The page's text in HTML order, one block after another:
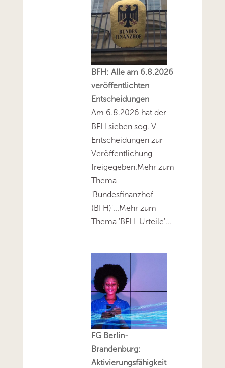
BFH: Alle am 6.8.2026
veröffentlichten
Entscheidungen
Am 6.8.2026 hat der
BFH sieben sog. V-
Entscheidungen zur
Veröffentlichung
freigegeben.Mehr zum
Thema
'Bundesfinanzhof
(BFH)'...Mehr zum
Thema 'BFH-Urteile'...
FG Berlin-
Brandenburg:
Aktivierungsfähigkeit